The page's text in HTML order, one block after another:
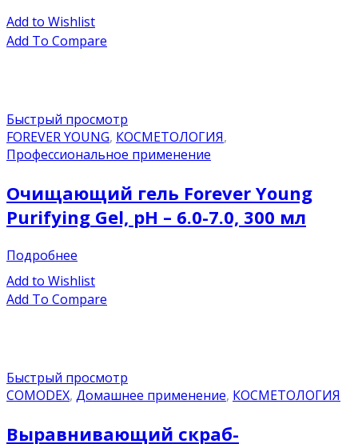
Add to Wishlist
Add To Compare
Быстрый просмотр
FOREVER YOUNG, КОСМЕТОЛОГИЯ,
Профессиональное применение
Очищающий гель Forever Young
Purifying Gel, pH – 6.0-7.0, 300 мл
Подробнее
Add to Wishlist
Add To Compare
Быстрый просмотр
COMODEX, Домашнее применение, КОСМЕТОЛОГИЯ
Выравнивающий скраб-